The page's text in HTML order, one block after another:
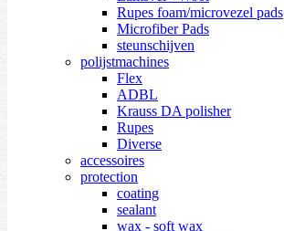
Rupes foam/microvezel pads
Microfiber Pads
steunschijven
polijstmachines
Flex
ADBL
Krauss DA polisher
Rupes
Diverse
accessoires
protection
coating
sealant
wax - soft wax